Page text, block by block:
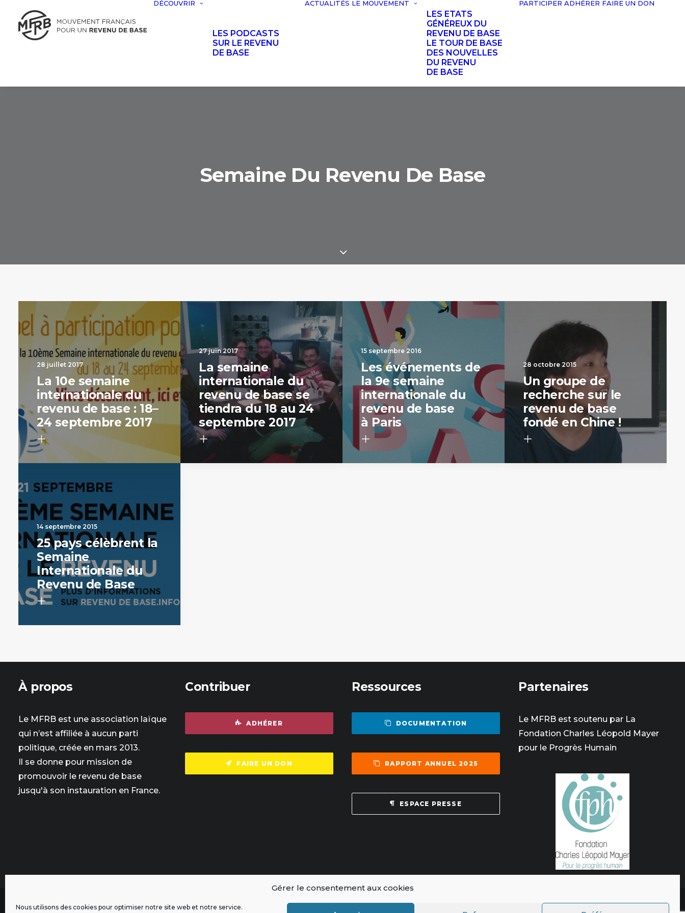
Gérer le consentement aux cookies
Nous utilisons des cookies pour optimiser notre site web et notre service.
DÉCOUVRIR
LES PODCASTS
SUR LE REVENU
DE BASE
ACTUALITÉS LE MOUVEMENT
LES ETATS
GÉNÉREUX DU
REVENU DE BASE
LE TOUR DE BASE
DES NOUVELLES
DU REVENU
DE BASE
PARTICIPER ADHÉRER FAIRE UN DON
Semaine Du Revenu De Base
28 juillet 2017
La 10e semaine
internationale du
revenu de base : 18 –
24 septembre 2017
27 juin 2017
La semaine
internationale du
revenu de base se
tiendra du 18 au 24
septembre 2017
15 septembre 2016
Les événements de
la 9e semaine
internationale du
revenu de base
à Paris
28 octobre 2015
Un groupe de
recherche sur le
revenu de base
fondé en Chine !
14 septembre 2015
25 pays célèbrent la
Semaine
Internationale du
Revenu de Base
À propos
Le MFRB est une association laïque
qui n’est affiliée à aucun parti
politique, créée en mars 2013.
Il se donne pour mission de
promouvoir le revenu de base
jusqu'à son instauration en France.
Contribuer
ADHÉRER
FAIRE UN DON
Ressources
DOCUMENTATION
RAPPORT ANNUEL 2025
ESPACE PRESSE
Partenaires
Le MFRB est soutenu par La
Fondation Charles Léopold Mayer
pour le Progrès Humain
L'intégralité des contenus de ce site sont publiés sous licence